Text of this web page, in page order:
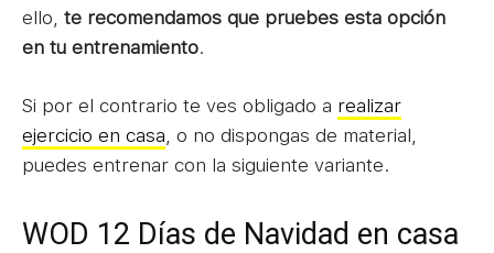
ello, te recomendamos que pruebes esta opción
en tu entrenamiento.
Si por el contrario te ves obligado a realizar
ejercicio en casa, o no dispongas de material,
puedes entrenar con la siguiente variante.
WOD 12 Días de Navidad en casa